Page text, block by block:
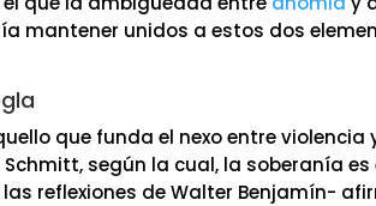
mantener unidos a estos dos
que funda el nexo entre
según la cual, la soberanía
las reflexiones de Walter Benjamín-